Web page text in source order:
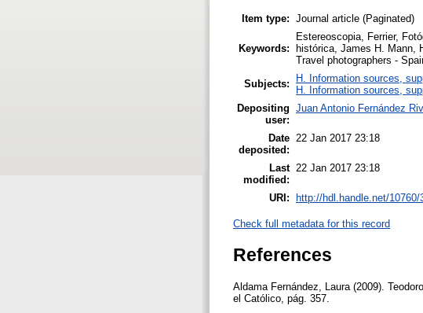
Item type: Journal article (Paginated)
Keywords:
Estereoscopia, Ferrier,
histórica, James H. Mann,
Travel photographers -
Subjects:
H. Information sources,
H. Information sources,
Depositing
user:
Juan Antonio Fernández
Date
deposited:
22 Jan 2017 23:18
Last
modified:
22 Jan 2017 23:18
URI: http://hdl.handle.net/10760/
Check full metadata for this record
References
Aldama Fernández, Laura (2009).
el Católico, pág. 357.